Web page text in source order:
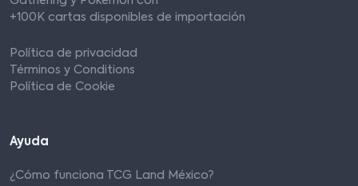
+100K cartas disponibles de importación
Política de privacidad
Términos y Conditions
Política de Cookie
Ayuda
¿Cómo funciona TCG Land México?